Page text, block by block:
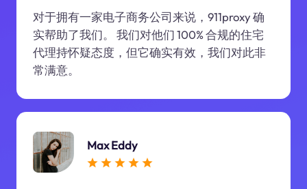
对于拥有一家电子商务公司来说，911proxy 确
实帮助了我们。 我们对他们 100% 合规的住宅
代理持怀疑态度，但它确实有效，我们对此非
常满意。
Max Eddy